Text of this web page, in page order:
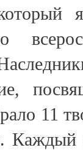
11
Каждый